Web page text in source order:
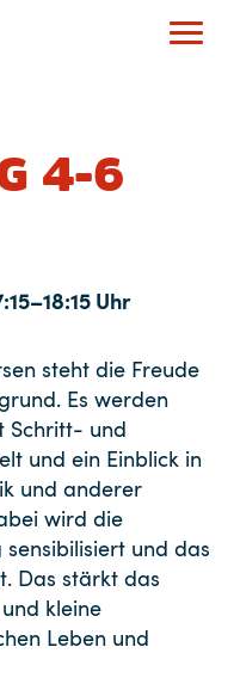
4-6
Uhr
steht die Freude
Es werden
Schritt- und
und ein Einblick in
und anderer
wird die
und das
Das stärkt das
kleine
Leben und